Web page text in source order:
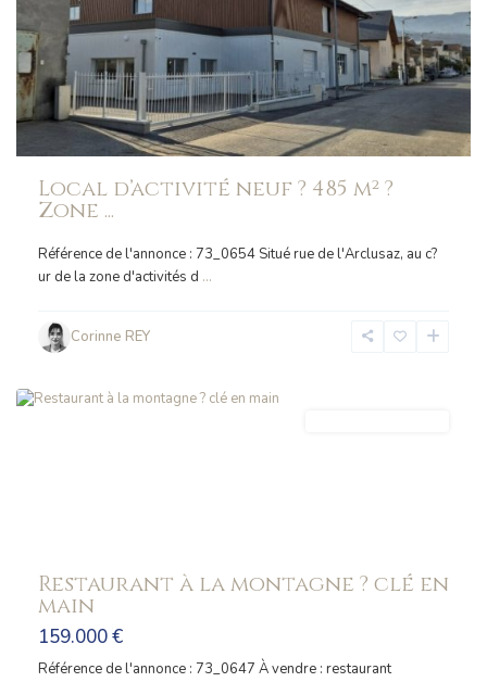
Local d’activité neuf ? 485 m² ?
Zone ...
Référence de l'annonce : 73_0654 Situé rue de l'Arclusaz, au c?
ur de la zone d'activités d ...
Corinne REY
VAL
Restaurant à la montagne ? clé en
main
159.000 €
Référence de l'annonce : 73_0647 À vendre : restaurant